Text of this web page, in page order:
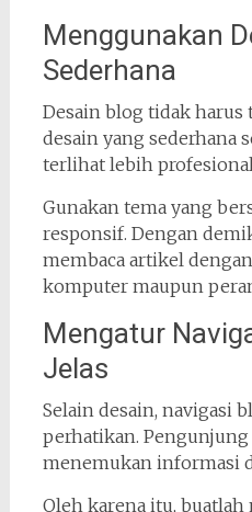
Menggunakan
Sederhana
Desain blog tidak
desain yang sederhana
terlihat lebih
Gunakan tema yang
responsif. Dengan
membaca artikel
komputer maupun
Mengatur
Jelas
Selain desain, navigasi
perhatikan. Pengunjung
menemukan informasi
Oleh karena itu,